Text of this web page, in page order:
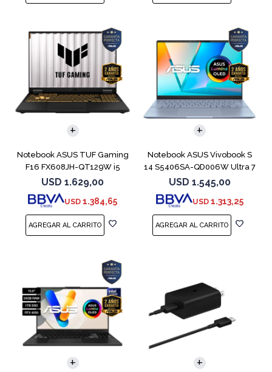
Notebook ASUS TUF Gaming
F16 FX608JH-QT129W i5
13450HX 5050
USD 1.629,00
USD 1.384,65
COMPARAR
Notebook ASUS Vivobook S
14 S5406SA-QD006W Ultra 7
256V 1TB
USD 1.545,00
USD 1.313,25
COMPARAR